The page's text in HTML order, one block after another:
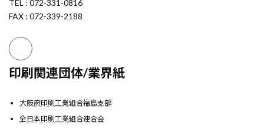
TEL : 072-331-0816
FAX : 072-339-2188
印刷関連団体/業界紙
大阪府印刷工業組合福島支部
全日本印刷工業組合連合会